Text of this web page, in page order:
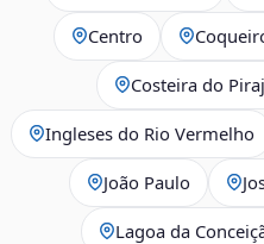
Centro
Costeira do
Ingleses do Rio Vermelho
João Paulo
Lagoa da